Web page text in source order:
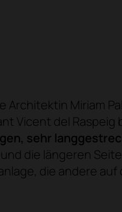
Architektin Miriam
Vicent del Raspeig
sehr
die längeren
die andere auf